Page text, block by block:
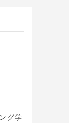
グ学